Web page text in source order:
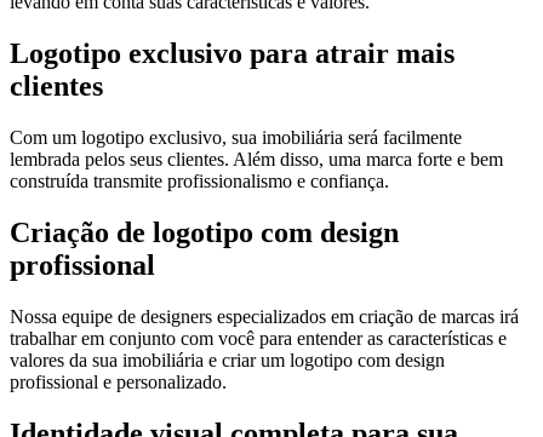
Logotipo exclusivo para atrair mais
clientes
Com um logotipo exclusivo, sua imobiliária será facilmente
lembrada pelos seus clientes. Além disso, uma marca forte e bem
construída transmite profissionalismo e confiança.
Criação de logotipo com design
profissional
Nossa equipe de designers especializados em criação de marcas irá
trabalhar em conjunto com você para entender as características e
valores da sua imobiliária e criar um logotipo com design
profissional e personalizado.